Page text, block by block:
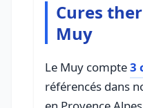
Cures
Muy
Le Muy compte3
référencés dans